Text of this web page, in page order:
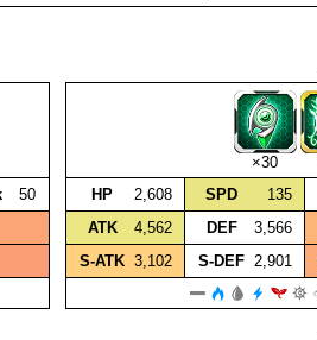
50
×30
HP
2,608 SPD 135
ATK
4,562 DEF 3,566
S‑ATK 3,102 S‑DEF 2,901